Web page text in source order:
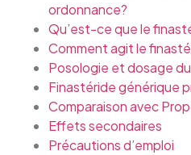
ordonnance?
Qu’est-ce que le
Comment agit le
Posologie et dosage
Finastéride générique
Comparaison avec
Effets secondaires
Précautions d’emploi